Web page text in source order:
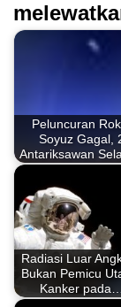
Peluncuran
Soyuz Gagal,
Antariksawan
Radiasi Luar
Bukan Pemicu
Kanker pada…